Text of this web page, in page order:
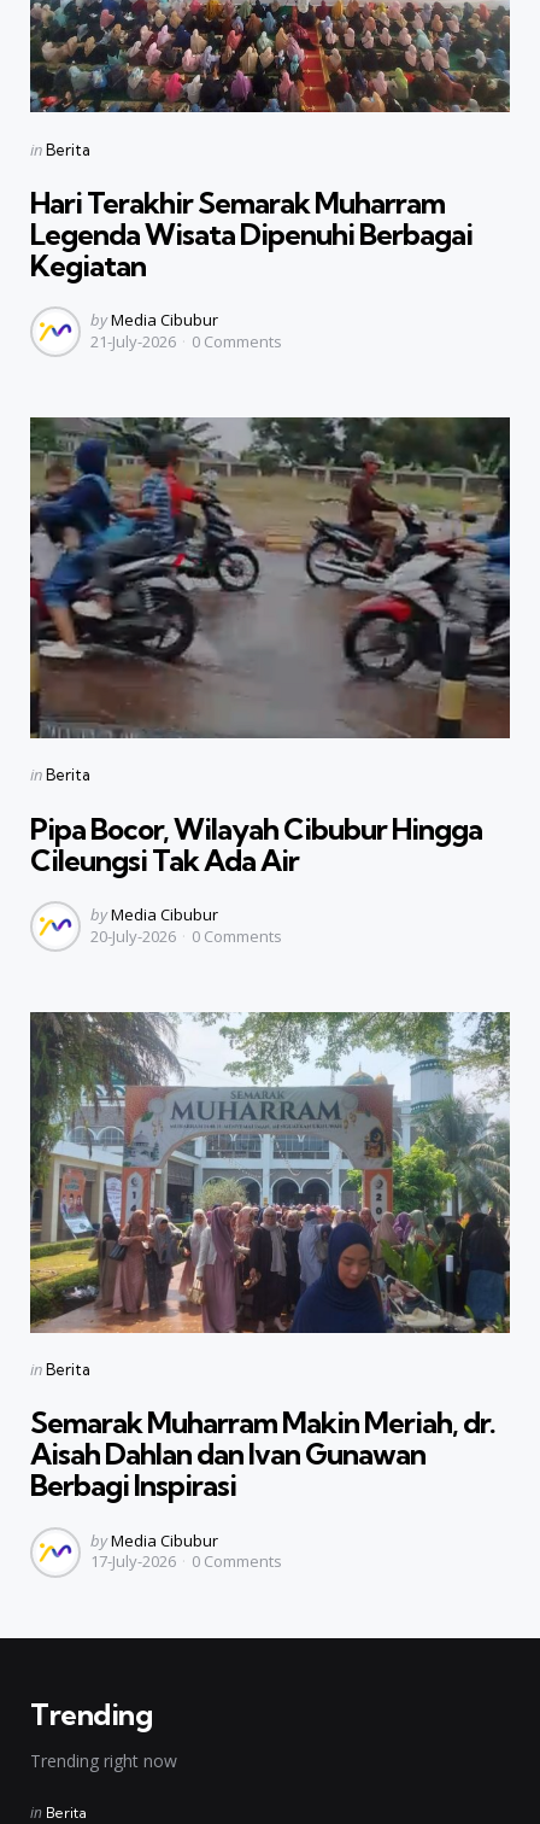
Categories
Posted
inBerita
Hari Terakhir Semarak Muharram
Legenda Wisata Dipenuhi Berbagai
Kegiatan
Posted
by
byMedia Cibubur
21-July-2026
0 Comments
Categories
Posted
inBerita
Pipa Bocor, Wilayah Cibubur Hingga
Cileungsi Tak Ada Air
Posted
by
byMedia Cibubur
20-July-2026
0 Comments
Categories
Posted
inBerita
Semarak Muharram Makin Meriah, dr.
Aisah Dahlan dan Ivan Gunawan
Berbagi Inspirasi
Posted
by
byMedia Cibubur
17-July-2026
0 Comments
Trending
Trending right now
Posted
in Berita